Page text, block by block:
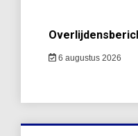
6 augustus 2026